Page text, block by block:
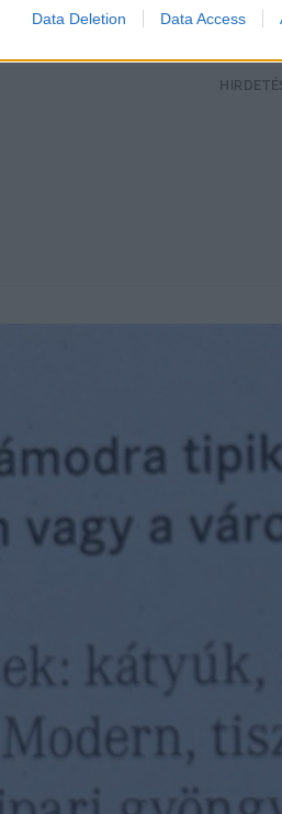
Data Deletion Data Access
kell” – fejezte be.